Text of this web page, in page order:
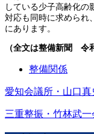
している少子高齢化の
対応も同時に求められ
にあります。
（全文は整備新聞 令
整備関係
愛知会議所・山口
三重整振・竹林武